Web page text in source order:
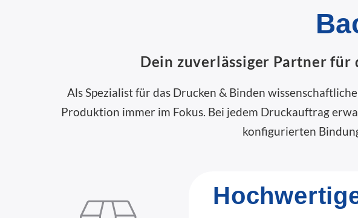
Dein zuverlässiger Partner für
Als Spezialist für das Drucken & Binden
Produktion immer im Fokus. Bei jedem Druckauftrag
konfigurierten